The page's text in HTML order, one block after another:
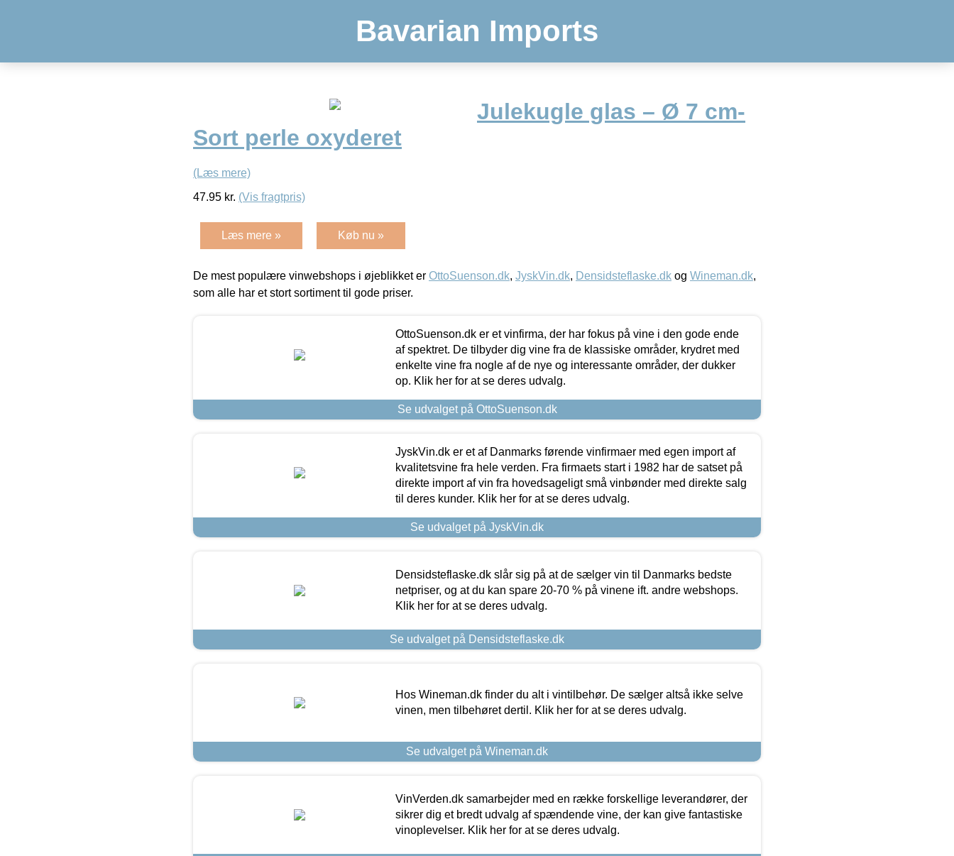
Bavarian Imports
Julekugle glas – Ø 7 cm-
Sort perle oxyderet
(Læs mere)
47.95 kr. (Vis fragtpris)
Læs mere » Køb nu »
De mest populære vinwebshops i øjeblikket er OttoSuenson.dk, JyskVin.dk, Densidsteflaske.dk og Wineman.dk,
som alle har et stort sortiment til gode priser.
OttoSuenson.dk er et vinfirma, der har fokus på vine i den gode ende
af spektret. De tilbyder dig vine fra de klassiske områder, krydret med
enkelte vine fra nogle af de nye og interessante områder, der dukker
op. Klik her for at se deres udvalg.
Se udvalget på OttoSuenson.dk
JyskVin.dk er et af Danmarks førende vinfirmaer med egen import af
kvalitetsvine fra hele verden. Fra firmaets start i 1982 har de satset på
direkte import af vin fra hovedsageligt små vinbønder med direkte salg
til deres kunder. Klik her for at se deres udvalg.
Se udvalget på JyskVin.dk
Densidsteflaske.dk slår sig på at de sælger vin til Danmarks bedste
netpriser, og at du kan spare 20-70 % på vinene ift. andre webshops.
Klik her for at se deres udvalg.
Se udvalget på Densidsteflaske.dk
Hos Wineman.dk finder du alt i vintilbehør. De sælger altså ikke selve
vinen, men tilbehøret dertil. Klik her for at se deres udvalg.
Se udvalget på Wineman.dk
VinVerden.dk samarbejder med en række forskellige leverandører, der
sikrer dig et bredt udvalg af spændende vine, der kan give fantastiske
vinoplevelser. Klik her for at se deres udvalg.